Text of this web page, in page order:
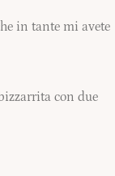
in tante mi avete
con due